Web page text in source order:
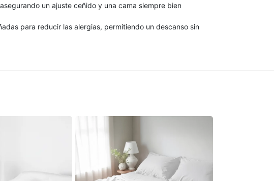
un ajuste ceñido y una cama siempre bien
para reducir las alergias, permitiendo un descanso sin